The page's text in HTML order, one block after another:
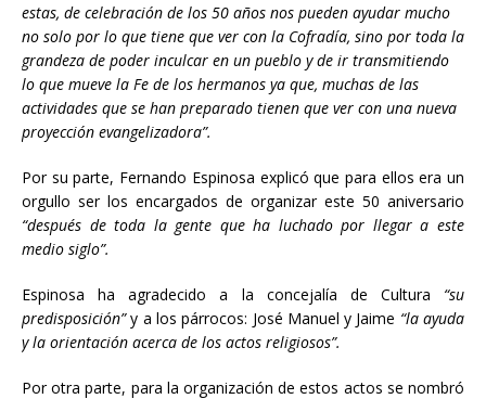
estas, de celebración de los 50 años nos pueden ayudar mucho
no solo por lo que tiene que ver con la Cofradía, sino por toda la
grandeza de poder inculcar en un pueblo y de ir transmitiendo
lo que mueve la Fe de los hermanos ya que, muchas de las
actividades que se han preparado tienen que ver con una nueva
proyección evangelizadora”.
Por su parte, Fernando Espinosa explicó que para ellos era un
orgullo ser los encargados de organizar este 50 aniversario
“después de toda la gente que ha luchado por llegar a este
medio siglo”.
Espinosa ha agradecido a la concejalía de Cultura “su
predisposición”y a los párrocos: José Manuel y Jaime “la ayuda
y la orientación acerca de los actos religiosos”.
Por otra parte, para la organización de estos actos se nombró